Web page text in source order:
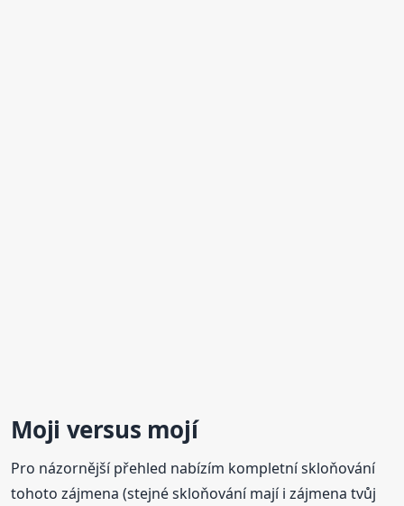
Moji versus mojí
Pro názornější přehled nabízím kompletní skloňování
tohoto zájmena (stejné skloňování mají i zájmena tvůj